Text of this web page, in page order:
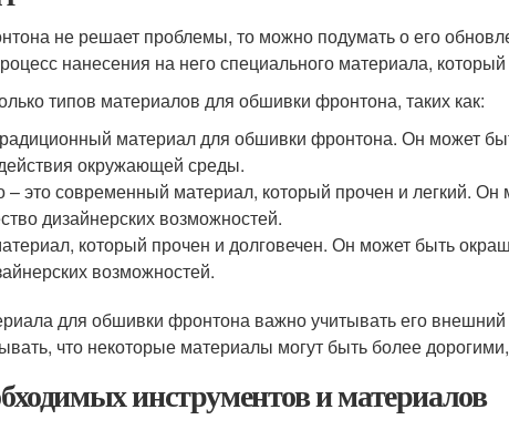
не решает проблемы, то можно подумать о его
нанесения на него специального материала,
типов материалов для обшивки фронтона, таких как:
материал для обшивки фронтона. Он может
окружающей среды.
– это современный материал, который прочен и легкий.
дизайнерских возможностей.
который прочен и долговечен. Он может быть
возможностей.
для обшивки фронтона важно учитывать его
что некоторые материалы могут быть более
инструментов и материалов